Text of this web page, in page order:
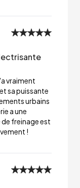
vraiment
sa puissante
urbains
a une
freinage est
!